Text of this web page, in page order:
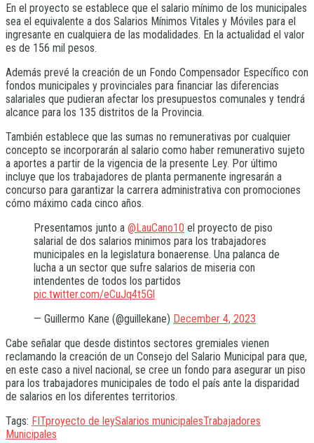
En el proyecto se establece que el salario mínimo de los municipales
sea el equivalente a dos Salarios Mínimos Vitales y Móviles para el
ingresante en cualquiera de las modalidades. En la actualidad el valor
es de 156 mil pesos.
Además prevé la creación de un Fondo Compensador Específico con
fondos municipales y provinciales para financiar las diferencias
salariales que pudieran afectar los presupuestos comunales y tendrá
alcance para los 135 distritos de la Provincia.
También establece que las sumas no remunerativas por cualquier
concepto se incorporarán al salario como haber remunerativo sujeto
a aportes a partir de la vigencia de la presente Ley. Por último
incluye que los trabajadores de planta permanente ingresarán a
concurso para garantizar la carrera administrativa con promociones
cómo máximo cada cinco años.
Presentamos junto a @LauCano10 el proyecto de piso
salarial de dos salarios minimos para los trabajadores
municipales en la legislatura bonaerense. Una palanca de
lucha a un sector que sufre salarios de miseria con
intendentes de todos los partidos
pic.twitter.com/eCuJq4t5Gl
— Guillermo Kane (@guillekane) December 4, 2023
Cabe señalar que desde distintos sectores gremiales vienen
reclamando la creación de un Consejo del Salario Municipal para que,
en este caso a nivel nacional, se cree un fondo para asegurar un piso
para los trabajadores municipales de todo el país ante la disparidad
de salarios en los diferentes territorios.
Tags: FITproyecto de leySalarios municipalesTrabajadores
Municipales